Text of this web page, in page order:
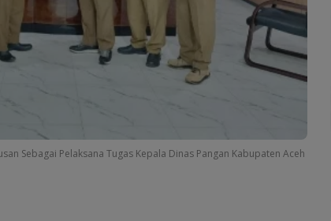
Sebagai Pelaksana Tugas Kepala Dinas Pangan Kabupaten Aceh